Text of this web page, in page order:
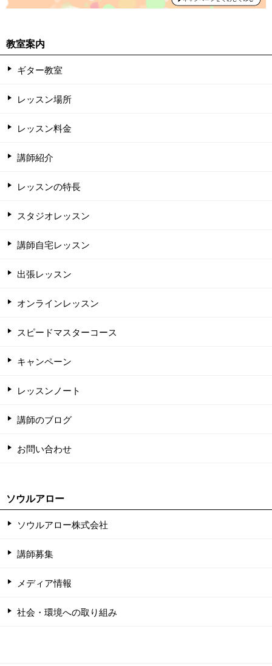
教室案内
ギター教室
レッスン場所
レッスン料金
講師紹介
レッスンの特長
スタジオレッスン
講師自宅レッスン
出張レッスン
オンラインレッスン
スピードマスターコース
キャンペーン
レッスンノート
講師のブログ
お問い合わせ
ソウルアロー
ソウルアロー株式会社
講師募集
メディア情報
社会・環境への取り組み